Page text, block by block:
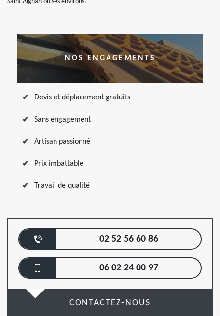
Saint Aignan ou ses environs.
NOS ENGAGEMENTS
Devis et déplacement gratuits
Sans engagement
Artisan passionné
Prix imbattable
Travail de qualité
02 52 56 60 86
06 02 24 00 97
CONTACTEZ-NOUS